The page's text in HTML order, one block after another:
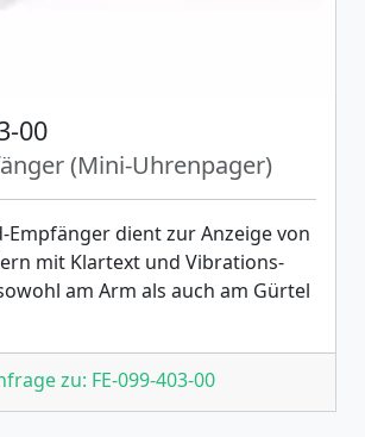
00
(Mini-Uhrenpager)
Empfänger dient zur Anzeige von
mit Klartext und Vibrations-
am Arm als auch am Gürtel
zu: FE-099-403-00